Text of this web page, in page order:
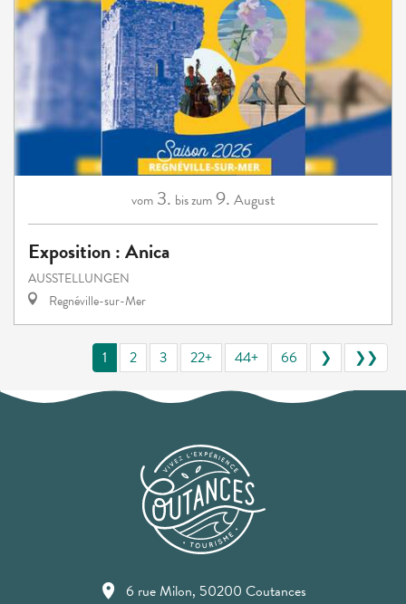
vom 3. bis zum9. August
Exposition : Anica
AUSSTELLUNGEN
Regnéville-sur-Mer
1 2 3 22+ 44+ 66 ❯ ❯❯
6 rue Milon, 50200 Coutances